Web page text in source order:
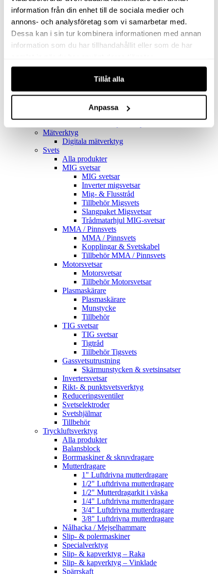
information från din enhet till de sociala medier och
annons- och analysföretag som vi samarbetar med.
Dessa kan i sin tur kombinera informationen med annan
information som du har tillhandahållit eller som de har
Tillåt alla
Anpassa
Golv- & Kombinationsmunstycke
Munstycke
Motor
Reservdelar dammsugare
Rör & handtag
Uppsamlingspåsar
Alla produkter
Mätverktyg
Digitala mätverktyg
Svets
Alla produkter
MIG svetsar
MIG svetsar
Inverter migsvetsar
Mig- & Flusstråd
Tillbehör Migsvets
Slangpaket Migsvetsar
Trådmatarhjul MIG-svetsar
MMA / Pinnsvets
MMA / Pinnsvets
Kopplingar & Svetskabel
Tillbehör MMA / Pinnsvets
Motorsvetsar
Motorsvetsar
Tillbehör Motorsvetsar
Plasmaskärare
Plasmaskärare
Munstycke
Tillbehör
TIG svetsar
TIG svetsar
Tigtråd
Tillbehör Tigsvets
Gassvetsutrustning
Skärmunstycken & svetsinsatser
Invertersvetsar
Rikt- & punktsvetsverktyg
Reduceringsventiler
Svetselektroder
Svetshjälmar
Tillbehör
Tryckluftsverktyg
Alla produkter
Balansblock
Borrmaskiner & skruvdragare
Mutterdragare
1" Luftdrivna mutterdragare
1/2" Luftdrivna mutterdragare
1/2" Mutterdragarkit i väska
1/4" Luftdrivna mutterdragare
3/4" Luftdrivna mutterdragare
3/8" Luftdrivna mutterdragare
Nålhacka / Mejselhammare
Slip- & polermaskiner
Specialverktyg
Slip- & kapverktyg – Raka
Slip- & kapverktyg – Vinklade
Spärrskaft